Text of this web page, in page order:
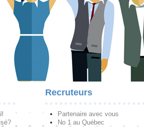
Recruteurs
Partenaire avec vous
No 1 au Québec